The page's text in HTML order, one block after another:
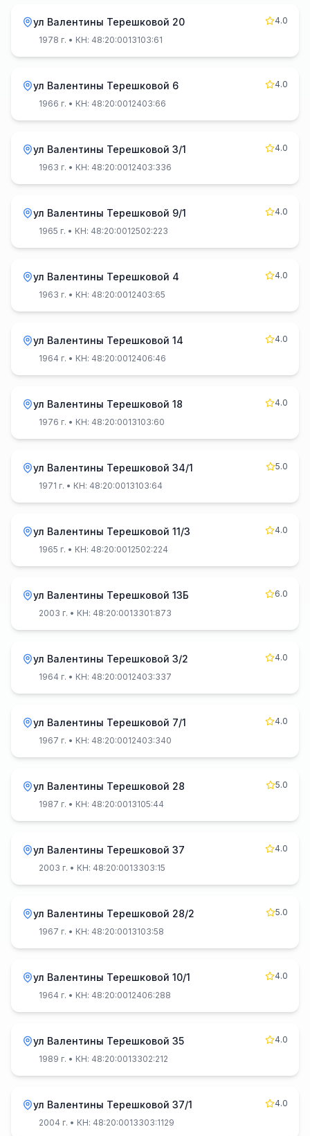
ул Валентины Терешковой 20
4.0
1978 г. • КН: 48:20:0013103:61
ул Валентины Терешковой 6
4.0
1966 г. • КН: 48:20:0012403:66
ул Валентины Терешковой 3/1
4.0
1963 г. • КН: 48:20:0012403:336
ул Валентины Терешковой 9/1
4.0
1965 г. • КН: 48:20:0012502:223
ул Валентины Терешковой 4
4.0
1963 г. • КН: 48:20:0012403:65
ул Валентины Терешковой 14
4.0
1964 г. • КН: 48:20:0012406:46
ул Валентины Терешковой 18
4.0
1976 г. • КН: 48:20:0013103:60
ул Валентины Терешковой 34/1
5.0
1971 г. • КН: 48:20:0013103:64
ул Валентины Терешковой 11/3
4.0
1965 г. • КН: 48:20:0012502:224
ул Валентины Терешковой 13Б
6.0
2003 г. • КН: 48:20:0013301:873
ул Валентины Терешковой 3/2
4.0
1964 г. • КН: 48:20:0012403:337
ул Валентины Терешковой 7/1
4.0
1967 г. • КН: 48:20:0012403:340
ул Валентины Терешковой 28
5.0
1987 г. • КН: 48:20:0013105:44
ул Валентины Терешковой 37
4.0
2003 г. • КН: 48:20:0013303:15
ул Валентины Терешковой 28/2
5.0
1967 г. • КН: 48:20:0013103:58
ул Валентины Терешковой 10/1
4.0
1964 г. • КН: 48:20:0012406:288
ул Валентины Терешковой 35
4.0
1989 г. • КН: 48:20:0013302:212
ул Валентины Терешковой 37/1
4.0
2004 г. • КН: 48:20:0013303:1129